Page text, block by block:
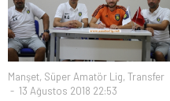
Manşet, Süper Amatör Lig, Transfer
13 Ağustos 2018 22:53